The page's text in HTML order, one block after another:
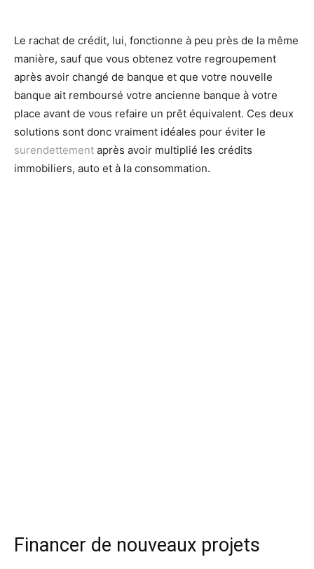
Le rachat de crédit, lui, fonctionne à peu près de la même
manière, sauf que vous obtenez votre regroupement
après avoir changé de banque et que votre nouvelle
banque ait remboursé votre ancienne banque à votre
place avant de vous refaire un prêt équivalent. Ces deux
solutions sont donc vraiment idéales pour éviter le
surendettement après avoir multiplié les crédits
immobiliers, auto et à la consommation.
Financer de nouveaux projets